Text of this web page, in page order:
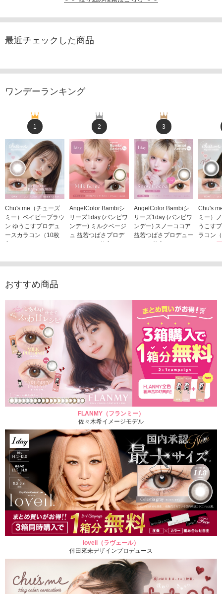
最近チェックした商品
ワンデーランキング
1
Chu's me（チューズ
ミー）ベイビーブラウ
ン ゆうこすプロデュ
ースカラコン（10枚
入り）
2
AngelColor Bambiシ
リーズ1day (バンビワ
ンデー) ミルクベージ
ュ 益若つばさプロデ
ュース（10枚入り）
3
AngelColor Bambiシ
リーズ1day (バンビワ
ンデー) スノーココア
益若つばさプロデュー
ス（10枚入り）
Chu's
ミー）
うこす
ラコン
おすすめ商品
FLANMY（フランミー）
佐々木希イメージモデル
loveil（ラヴェール）
倖田來未デザインプロデュース